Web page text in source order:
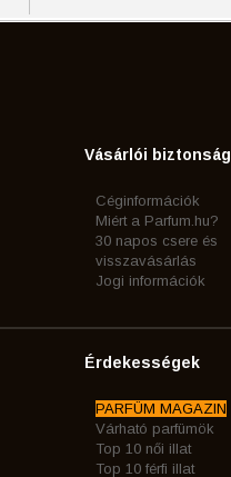
Vásárlói biztonság
Céginformációk
Miért a Parfum.hu?
30 napos csere és
visszavásárlás
Jogi információk
Érdekességek
PARFÜM MAGAZIN
Várható parfümök
Top 10 női illat
Top 10 férfi illat